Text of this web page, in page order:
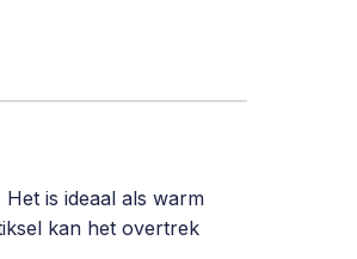
is ideaal als warm
kan het overtrek